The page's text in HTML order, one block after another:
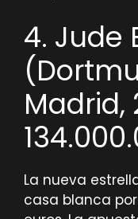
4. Jude
Madrid,
La nueva
casa blanca